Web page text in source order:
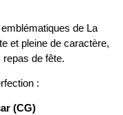
de La
et pleine de caractère,
de fête.
:
(CG)